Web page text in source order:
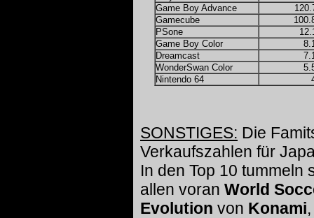
Game Boy Advance
Gamecube
PSone
Game Boy Color
Dreamcast
WonderSwan Color
Nintendo 64
SONSTIGES: Die
Verkaufszahlen für
In den Top 10 tummeln
allen voran World
Evolution von Konami